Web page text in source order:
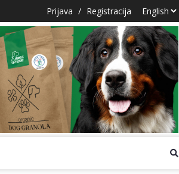
Prijava / Registracija